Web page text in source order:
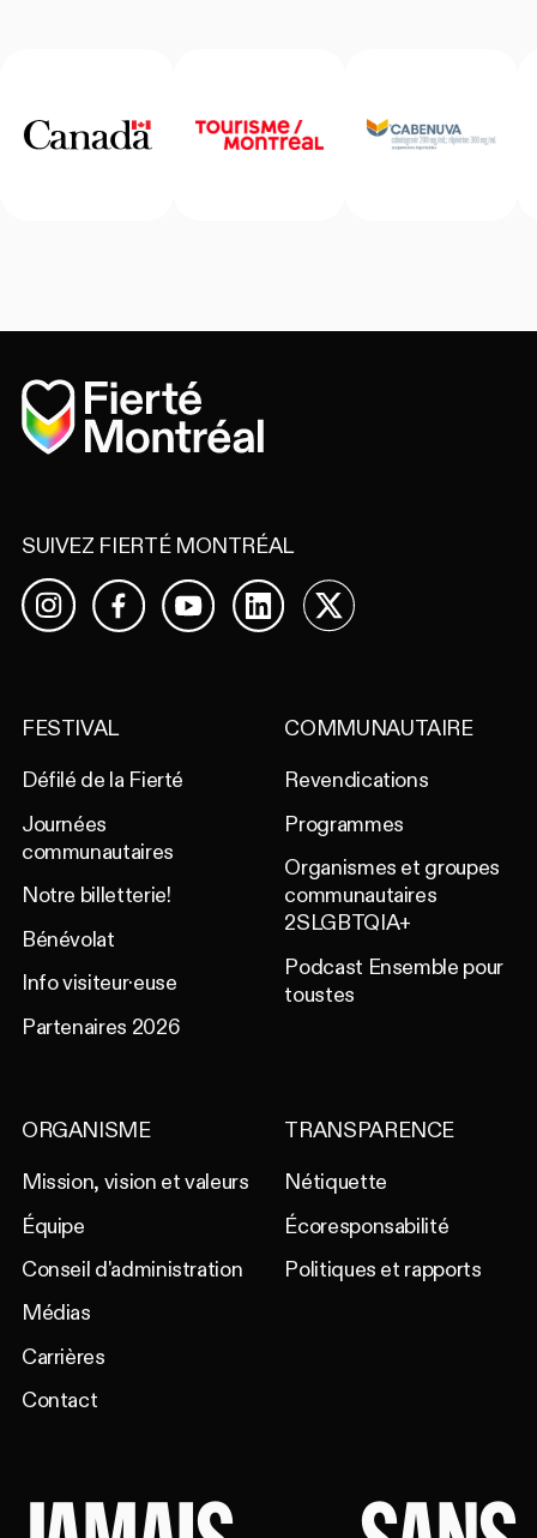
Accueil
SUIVEZ FIERTÉ MONTRÉAL
InstagramFacebookYouTubeLinkedIn
X
FESTIVAL
Défilé de la Fierté
Journées
communautaires
Notre billetterie!
Bénévolat
Info visiteur·euse
Partenaires 2026
COMMUNAUTAIRE
Revendications
Programmes
Organismes et groupes
communautaires
2SLGBTQIA+
Podcast Ensemble pour
toustes
ORGANISME
Mission, vision et valeurs
Équipe
Conseil d'administration
Médias
Carrières
Contact
TRANSPARENCE
Nétiquette
Écoresponsabilité
Politiques et rapports